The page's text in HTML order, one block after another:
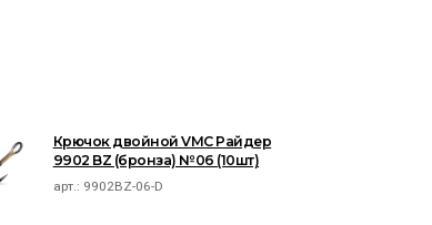
Крючок двойной VMC Райдер
9902 BZ (бронза) №06 (10шт)
арт.: 9902BZ-06-D